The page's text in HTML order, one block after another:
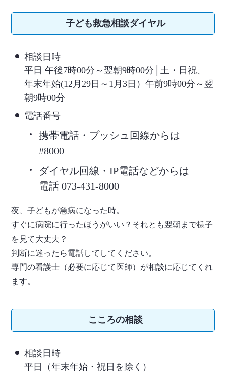
子ども救急相談ダイヤル
相談日時
平日 午後7時00分～翌朝9時00分│土・日祝、
年末年始(12月29日～1月3日）午前9時00分～翌
朝9時00分
電話番号
携帯電話・プッシュ回線からは
#8000
ダイヤル回線・IP電話などからは
電話 073-431-8000
夜、子どもが急病になった時。
すぐに病院に行ったほうがいい？それとも翌朝まで様子
を見て大丈夫？
判断に迷ったら電話してしてください。
専門の看護士（必要に応じて医師）が相談に応じてくれ
ます。
こころの相談
相談日時
平日（年末年始・祝日を除く）